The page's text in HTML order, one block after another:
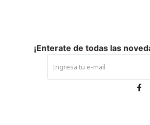
¡Enterate de todas las
